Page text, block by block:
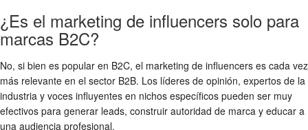
¿Es el marketing de influencers solo para
marcas B2C?
No, si bien es popular en B2C, el marketing de influencers es cada vez
más relevante en el sector B2B. Los líderes de opinión, expertos de la
industria y voces influyentes en nichos específicos pueden ser muy
efectivos para generar leads, construir autoridad de marca y educar a
una audiencia profesional.